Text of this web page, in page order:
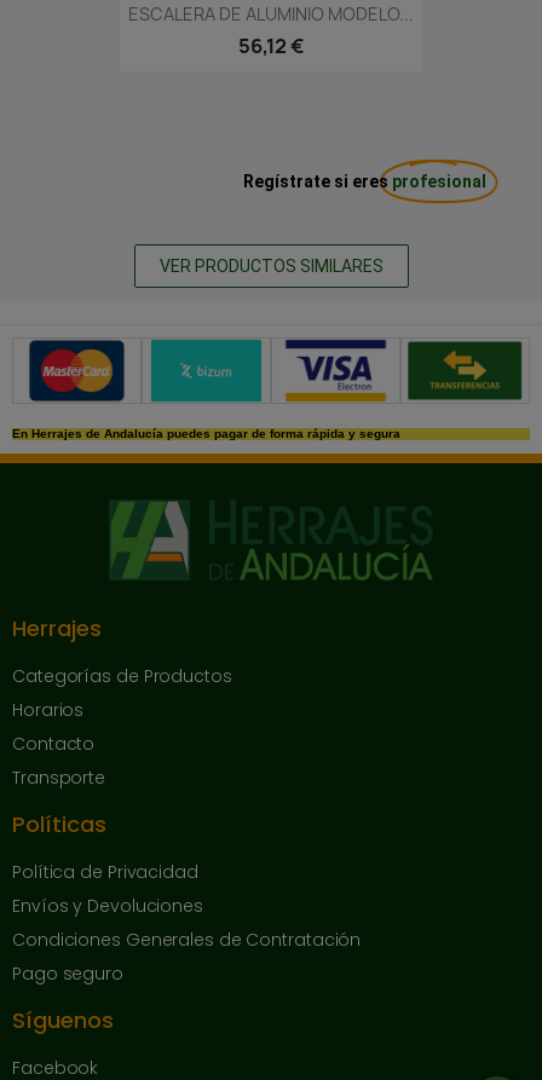
ESCALERA DE ALUMINIO MODELO...
56,12 €
Regístrate si eres profesional
VER PRODUCTOS SIMILARES
Métodos de pago seguros
En Herrajes de Andalucía puedes pagar de forma rápida y segura
Herrajes
Categorías de Productos
Horarios
Contacto
Transporte
Políticas
Política de Privacidad
Envíos y Devoluciones
Condiciones Generales de Contratación
Pago seguro
Síguenos
Facebook